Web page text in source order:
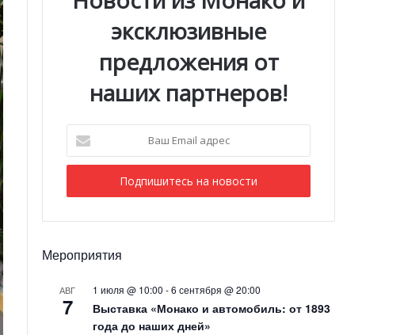
эксклюзивные
предложения от
наших партнеров!
Email
адрес
Мероприятия
АВГ
7
1 июля @ 10:00 -6 сентября @ 20:00
Выставка «Монако и автомобиль: от 1893
года до наших дней»